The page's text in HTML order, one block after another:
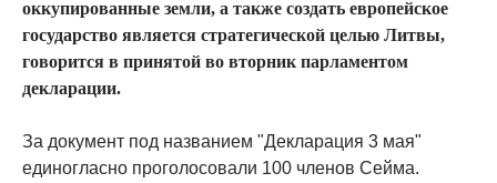
оккупированные земли, а также создать европейское
государство является стратегической целью Литвы,
говорится в принятой во вторник парламентом
декларации.
За документ под названием "Декларация 3 мая"
единогласно проголосовали 100 членов Cейма.